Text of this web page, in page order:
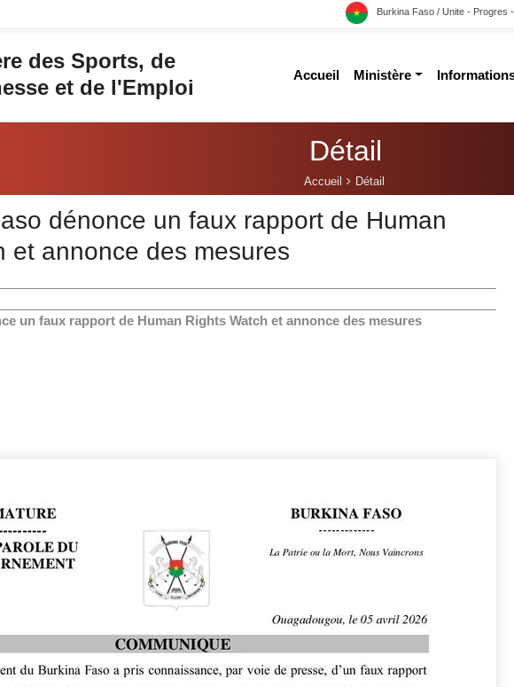
Burkina Faso / Unite - Progres
des Sports, de
et de l'Emploi
accueil ministère
Détail
Accueil Détail
dénonce un faux rapport de Human
et annonce des mesures
un faux rapport de Human Rights Watch et annonce des mesures